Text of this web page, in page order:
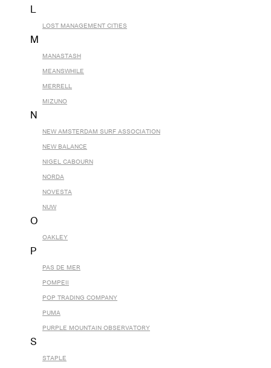
L
LOST MANAGEMENT CITIES
M
MANASTASH
MEANSWHILE
MERRELL
MIZUNO
N
NEW AMSTERDAM SURF ASSOCIATION
NEW BALANCE
NIGEL CABOURN
NORDA
NOVESTA
NUW
O
OAKLEY
P
PAS DE MER
POMPEII
POP TRADING COMPANY
PUMA
PURPLE MOUNTAIN OBSERVATORY
S
STAPLE